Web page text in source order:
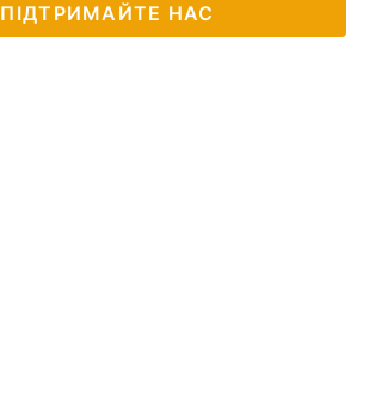
ПІДТРИМАЙТЕ НАС